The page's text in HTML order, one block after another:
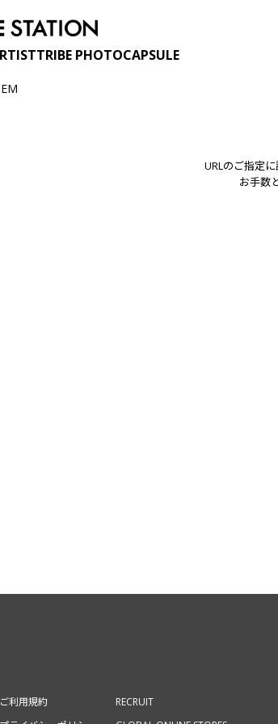
TRIBE PHOTOCAPSULE
URLのご指定
お手数
ご利用規約
RECRUIT